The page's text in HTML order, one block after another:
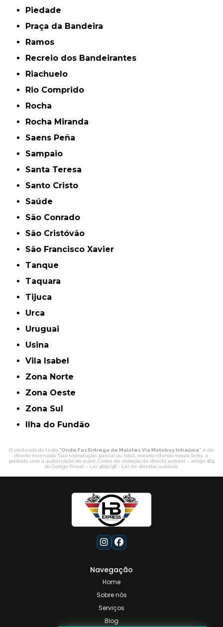
Piedade
Praça da Bandeira
Ramos
Recreio dos Bandeirantes
Riachuelo
Rio Comprido
Rocha
Rocha Miranda
Saens Peña
Sampaio
Santa Teresa
Santo Cristo
Saúde
São Conrado
São Cristóvão
São Francisco Xavier
Tanque
Taquara
Tijuca
Urca
Uruguai
Usina
Vila Isabel
Zona Norte
Zona Oeste
Zona Sul
ilha do Fundão
O conteúdo do texto "Onde Faz Entrega de Malotes Via Motoboy Inhaúma" é de
direito reservado. Sua reprodução, parcial ou total, mesmo citando nossos links, é
proibida sem a autorização do autor. Crime de violação de direito autoral – artigo 184
do Código Penal – Lei 9610/98 - Lei de direitos autorais.
Navegação
Home
Sobre nós
Serviços
Blog